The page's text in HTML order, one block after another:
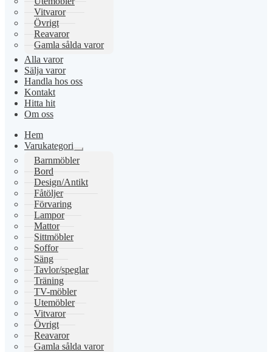
Vitvaror
Övrigt
Reavaror
Gamla sålda varor
Alla varor
Sälja varor
Handla hos oss
Kontakt
Hitta hit
Om oss
Hem
Varukategori
Expandera
undermeny
Barnmöbler
Bord
Design/Antikt
Fåtöljer
Förvaring
Lampor
Mattor
Sittmöbler
Soffor
Säng
Tavlor/speglar
Träning
TV-möbler
Utemöbler
Vitvaror
Övrigt
Reavaror
Gamla sålda varor